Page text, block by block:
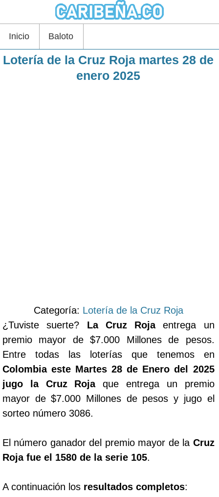
Inicio Baloto
Lotería de la Cruz Roja martes 28 de
enero 2025
Categoría: Lotería de la Cruz Roja
¿Tuviste suerte? La Cruz Rojaentrega un
premio mayor de $7.000 Millones de pesos.
Entre todas las loterías que tenemos en
Colombia este Martes 28 de Enero del 2025
jugo la Cruz Rojaque entrega un premio
mayor de $7.000 Millones de pesos y jugo el
sorteo número 3086.
El número ganador del premio mayor de la Cruz
Roja fue el 1580 de la serie 105.
A continuación los resultados completos: